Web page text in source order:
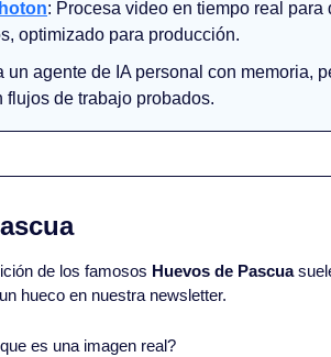
: Procesa video en tiempo real
optimizado para producción.
un agente de IA personal con memoria,
flujos de trabajo probados.
de los famosos Huevos de Pascua
hueco en nuestra newsletter.
es una imagen real?